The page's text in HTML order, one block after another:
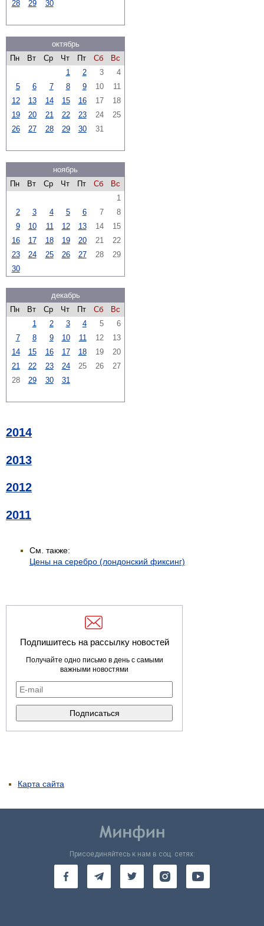
28 29 30
октябрь
Пн
Вт Ср Чт Пт Сб
Вс
1
2 3
4
5
6 7 8 9 10
11
12
13 14 15 16 17
18
19
20 21 22 23 24
25
26
27 28 29 30 31
ноябрь
Пн
Вт Ср Чт Пт Сб
Вс
1
2
3 4 5 6 7
8
9
10 11 12 13 14
15
16
17 18 19 20 21
22
23
24 25 26 27 28
29
30
декабрь
Пн
Вт Ср Чт Пт Сб
Вс
1
2 3 4 5
6
7
8 9 10 11 12
13
14
15 16 17 18 19
20
21
22 23 24 25 26
27
28
29 30 31
2014
2013
2012
2011
См. также:
Цены на серебро (лондонский фиксинг)
Подпишитесь на рассылку новостей
Получайте одно письмо в день с самыми
важными новостями
Карта сайта
Присоединяйтесь к нам в соц. сетях: